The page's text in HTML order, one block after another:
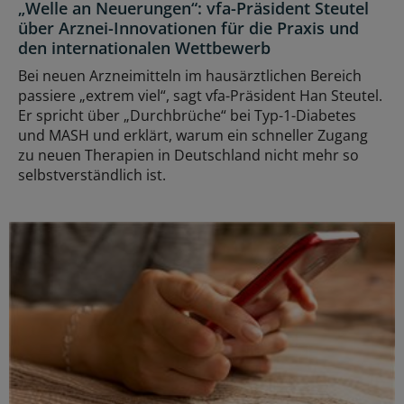
„Welle an Neuerungen“: vfa-Präsident Steutel
über Arznei-Innovationen für die Praxis und
den internationalen Wettbewerb
Bei neuen Arzneimitteln im hausärztlichen Bereich
passiere „extrem viel“, sagt vfa-Präsident Han Steutel.
Er spricht über „Durchbrüche“ bei Typ-1-Diabetes
und MASH und erklärt, warum ein schneller Zugang
zu neuen Therapien in Deutschland nicht mehr so
selbstverständlich ist.